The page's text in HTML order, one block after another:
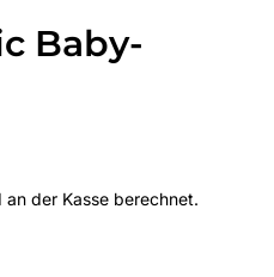
Baby-
an der Kasse berechnet.